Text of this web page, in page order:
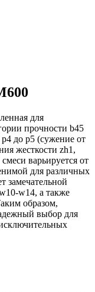
для
прочности b45
до p5 (сужение от
жесткости zh1,
варьируется от
для различных
замечательной
w14, а также
образом,
выбор для